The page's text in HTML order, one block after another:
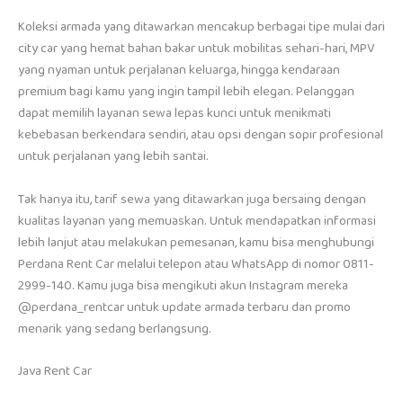
Koleksi armada yang ditawarkan mencakup berbagai tipe mulai dari
city car yang hemat bahan bakar untuk mobilitas sehari-hari, MPV
yang nyaman untuk perjalanan keluarga, hingga kendaraan
premium bagi kamu yang ingin tampil lebih elegan. Pelanggan
dapat memilih layanan sewa lepas kunci untuk menikmati
kebebasan berkendara sendiri, atau opsi dengan sopir profesional
untuk perjalanan yang lebih santai.
Tak hanya itu, tarif sewa yang ditawarkan juga bersaing dengan
kualitas layanan yang memuaskan. Untuk mendapatkan informasi
lebih lanjut atau melakukan pemesanan, kamu bisa menghubungi
Perdana Rent Car melalui telepon atau WhatsApp di nomor 0811-
2999-140. Kamu juga bisa mengikuti akun Instagram mereka
@perdana_rentcar untuk update armada terbaru dan promo
menarik yang sedang berlangsung.
Java Rent Car